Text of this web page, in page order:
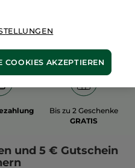
Bis zu 2 Geschenke
GRATIS
und 5 € Gutschein
COOKIES AKZEPTIEREN